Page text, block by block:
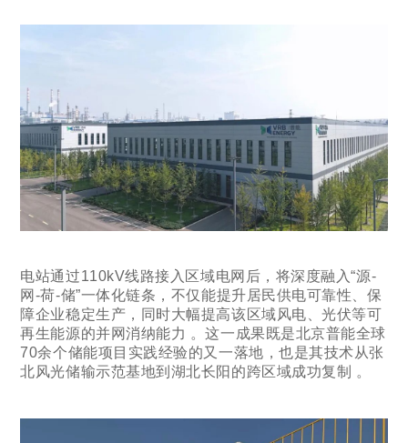
电站通过110kV线路接入区域电网后，将深度融入“源-
网-荷-储”一体化链条，不仅能提升居民供电可靠性、保
障企业稳定生产，同时大幅提高该区域风电、光伏等可
再生能源的并网消纳能力 。这一成果既是北京普能全球
70余个储能项目实践经验的又一落地，也是其技术从张
北风光储输示范基地到湖北长阳的跨区域成功复制 。